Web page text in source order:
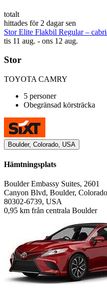
totalt
hittades för 2 dagar sen
Stor Elite Flakbil Regular –
tis 11 aug. - ons 12 aug.
Stor
TOYOTA CAMRY
5 personer
Obegränsad körsträcka
Boulder, Colorado, USA
Hämtningsplats
Boulder Embassy Suites, 2601
Canyon Blvd, Boulder, Colorado
80302-6739, USA
0,95 km från centrala Boulder